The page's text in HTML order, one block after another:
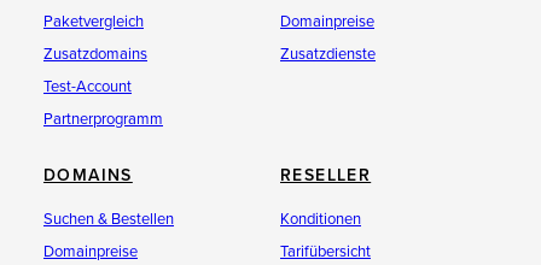
Paketvergleich
Zusatzdomains
Test-Account
Partnerprogramm
Domainpreise
Zusatzdienste
DOMAINS
Suchen & Bestellen
Domainpreise
RESELLER
Konditionen
Tarifübersicht